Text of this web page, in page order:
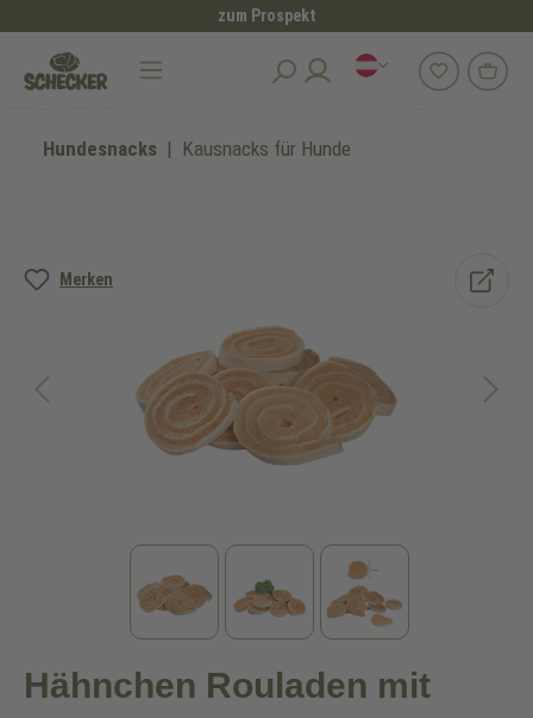
zum Prospekt
Hundesnacks Kausnacks für Hunde
Merken
Bildergalerie überspringen
Hähnchen Rouladen mit